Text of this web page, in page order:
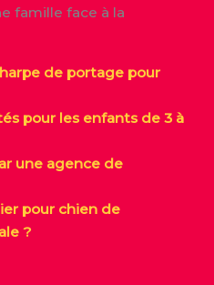
famille face à la
de portage pour
pour les enfants de 3 à
une agence de
pour chien de
?